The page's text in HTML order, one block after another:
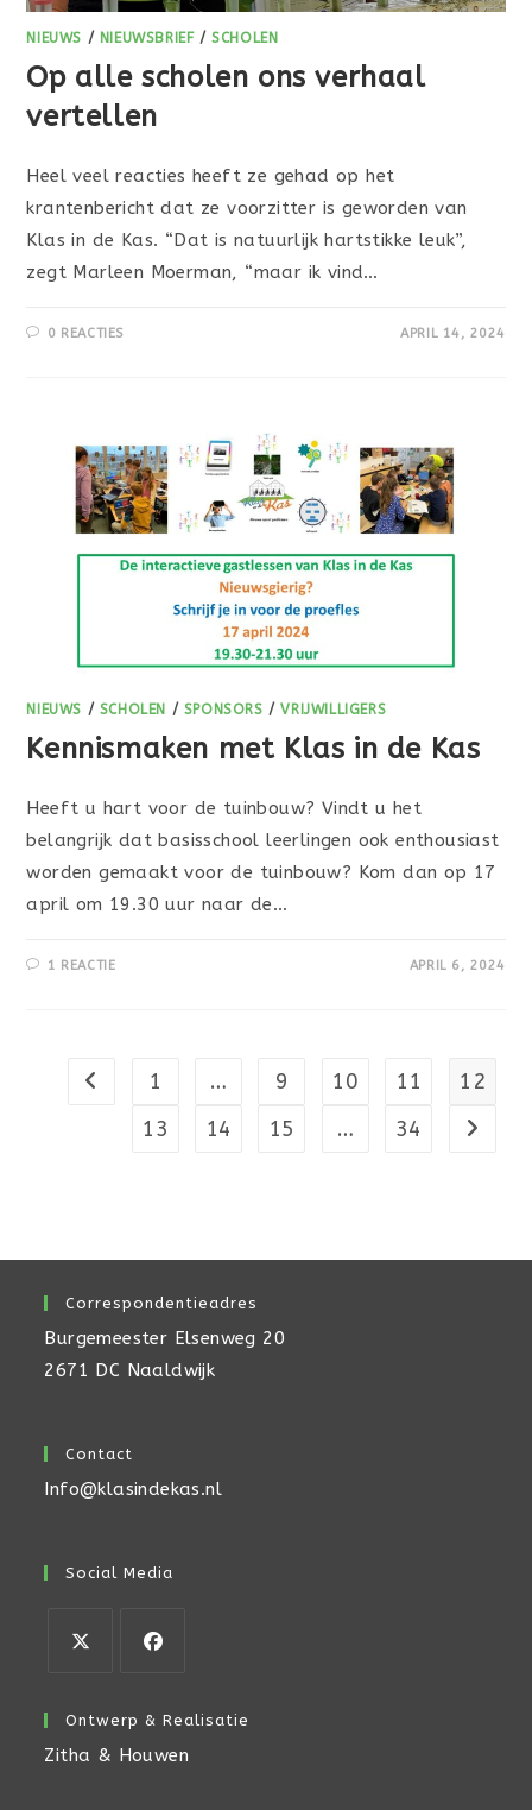
NIEUWS / NIEUWSBRIEF/SCHOLEN
Op alle scholen ons verhaal
vertellen
Heel veel reacties heeft ze gehad op het
krantenbericht dat ze voorzitter is geworden van
Klas in de Kas. “Dat is natuurlijk hartstikke leuk”,
zegt Marleen Moerman, “maar ik vind…
0 REACTIES APRIL 14, 2024
NIEUWS / SCHOLEN / SPONSORS /VRIJWILLIGERS
Kennismaken met Klas in de Kas
Heeft u hart voor de tuinbouw? Vindt u het
belangrijk dat basisschool leerlingen ook enthousiast
worden gemaakt voor de tuinbouw? Kom dan op 17
april om 19.30 uur naar de…
1 REACTIE APRIL 6, 2024
Naar vorige pagina
1 … 9 10 11
12
13
14 15 … 34 Naar
Correspondentieadres
Burgemeester Elsenweg 20
2671 DC Naaldwijk
Contact
Info@klasindekas.nl
Social Media
in
een
in
een
Ontwerp & Realisatie
Zitha & Houwen